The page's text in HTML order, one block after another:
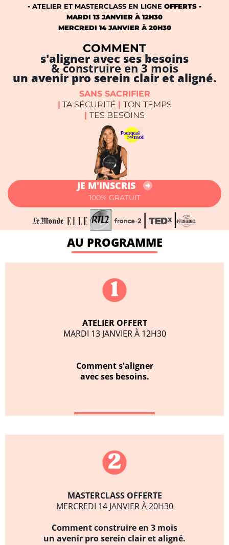
- ATELIER ET MASTERCLASS EN LIGNE OFFERTS -
MARDI 13 JANVIER À 12H30
MERCREDI 14 JANVIER À 20H30
COMMENT
s'aligner avec ses besoins
& construire en 3 mois
un avenir pro serein clair et aligné.
SANS SACRIFIER
| TA SÉCURITÉ | TON TEMPS
| TES BESOINS
JE M'INSCRIS
100% GRATUIT
AU PROGRAMME
ATELIER OFFERT
MARDI 13 JANVIER À 12H30
Comment s'aligner
avec ses besoins.
MASTERCLASS OFFERTE
MERCREDI 14 JANVIER À 20H30
Comment construire en 3 mois
un avenir pro serein clair et aligné.